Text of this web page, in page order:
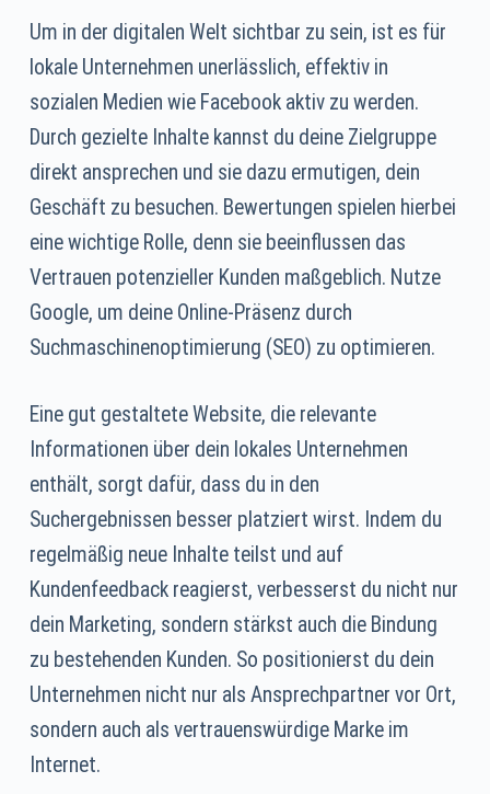
Um in der digitalen Welt sichtbar zu sein, ist es für
lokale Unternehmen unerlässlich, effektiv in
sozialen Medien wie Facebook aktiv zu werden.
Durch gezielte Inhalte kannst du deine Zielgruppe
direkt ansprechen und sie dazu ermutigen, dein
Geschäft zu besuchen. Bewertungen spielen hierbei
eine wichtige Rolle, denn sie beeinflussen das
Vertrauen potenzieller Kunden maßgeblich. Nutze
Google, um deine Online-Präsenz durch
Suchmaschinenoptimierung (SEO) zu optimieren.
Eine gut gestaltete Website, die relevante
Informationen über dein lokales Unternehmen
enthält, sorgt dafür, dass du in den
Suchergebnissen besser platziert wirst. Indem du
regelmäßig neue Inhalte teilst und auf
Kundenfeedback reagierst, verbesserst du nicht nur
dein Marketing, sondern stärkst auch die Bindung
zu bestehenden Kunden. So positionierst du dein
Unternehmen nicht nur als Ansprechpartner vor Ort,
sondern auch als vertrauenswürdige Marke im
Internet.